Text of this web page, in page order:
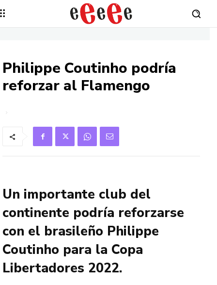
Philippe Coutinho podría
reforzar al Flamengo
Un importante club del
continente podría reforzarse
con el brasileño Philippe
Coutinho para la Copa
Libertadores 2022.